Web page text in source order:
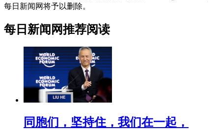
每日新闻网将予以删除。
每日新闻网推荐阅读
同胞们，坚持住，我们在一起，